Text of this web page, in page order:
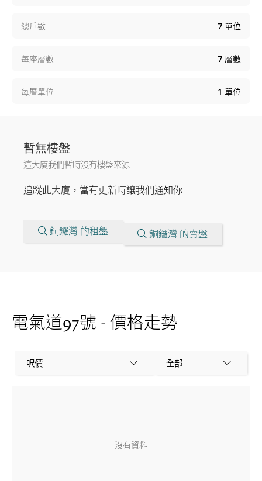
總戶數 7 單位
每座層數 7 層數
每層單位 1 單位
暫無樓盤
這大廈我們暫時沒有樓盤來源
追蹤此大廈，當有更新時讓我們通知你
銅鑼灣 的租盤 銅鑼灣 的賣盤
電氣道97號 - 價格走勢
呎價 全部
沒有資料